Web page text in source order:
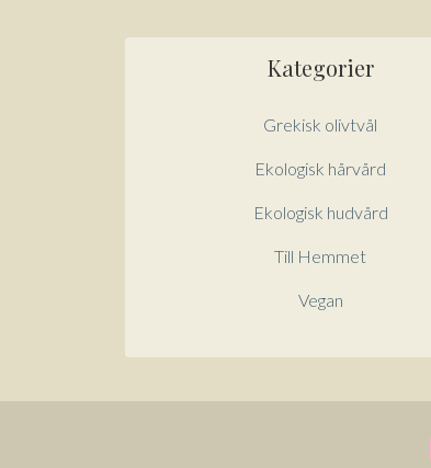
Kategorier
Grekisk olivtvål
Ekologisk hårvård
Ekologisk hudvård
Till Hemmet
Vegan